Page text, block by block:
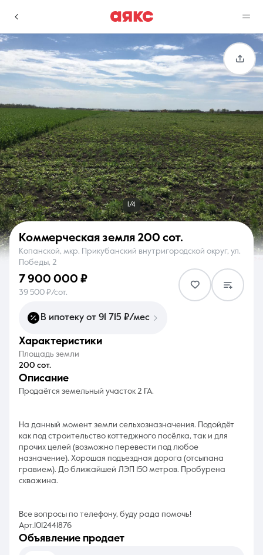
г. Краснодар
Избранное
0 объявлений
Сравнение
0 объявлений
Недвижимость Услуги
О компании Контакты
8 (861) 297-00-00
1/4
Коммерческая земля 200 сот.
Копанской, мкр. Прикубанский внутригородской округ, ул.
Победы, 2
7 900 000 ₽
39 500 ₽/сот.
В ипотеку от 91 715 ₽/мес
характеристики
Площадь земли
200 сот.
описание
Продаётся земельный участок 2 ГА.
На данный момент земли сельхозназначения. Подойдёт
как под строительство коттеджного посёлка, так и для
прочих целей (возможно перевести под любое
назначение). Хорошая подъездная дорога (отсыпана
гравием). До ближайшей ЛЭП 150 метров. Пробурена
скважина.
Все вопросы по телефону, буду рада помочь!
Арт.1012441876
объявление продает